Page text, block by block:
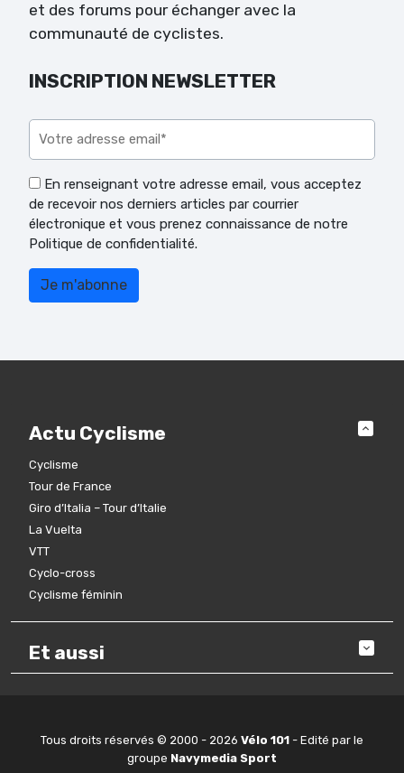
et des forums pour échanger avec la
communauté de cyclistes.
INSCRIPTION NEWSLETTER
En renseignant votre adresse email, vous acceptez
de recevoir nos derniers articles par courrier
électronique et vous prenez connaissance de notre
Politique de confidentialité.
Actu Cyclisme
Cyclisme
Tour de France
Giro d’Italia – Tour d’Italie
La Vuelta
VTT
Cyclo-cross
Cyclisme féminin
Et aussi
Tous droits réservés © 2000 - 2026 Vélo 101 - Edité par le
groupe Navymedia Sport